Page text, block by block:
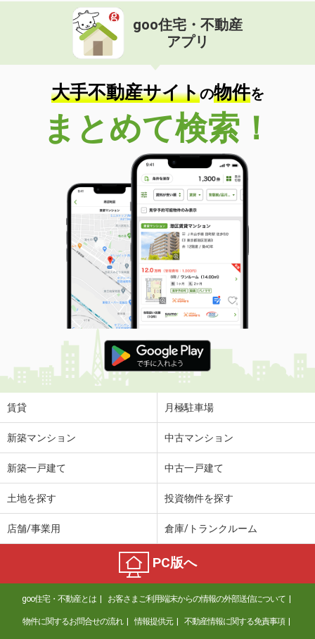
goo住宅・不動産
アプリ
大手不動産サイトの物件を
まとめて検索！
賃貸 月極駐車場
新築マンション 中古マンション
新築一戸建て 中古一戸建て
土地を探す 投資物件を探す
店舗/事業用 倉庫/トランクルーム
PC版へ
goo住宅・不動産とは お客さまご利用端末からの情報の外部送信について
物件に関するお問合せの流れ 情報提供元 不動産情報に関する免責事項